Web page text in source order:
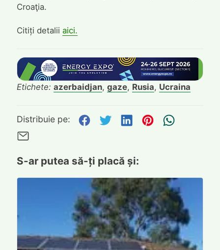
Croaţia.
Citiți detalii aici.
Etichete: azerbaidjan, gaze, Rusia, Ucraina
Distribuie pe: Distribuie pe Facebook
Distribuie pe
Distribuie pe
Distribuie
S-ar putea să-ți placă și: